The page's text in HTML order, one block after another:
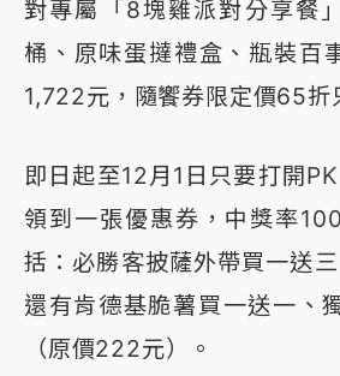
對專屬「8塊雞派對分享餐
桶、原味蛋撻禮盒、瓶裝百
1,722元，隨饗券限定價65折
即日起至12月1日只要打開
領到一張優惠券，中獎率
括：必勝客披薩外帶買一送
還有肯德基脆薯買一送一、
（原價222元）。